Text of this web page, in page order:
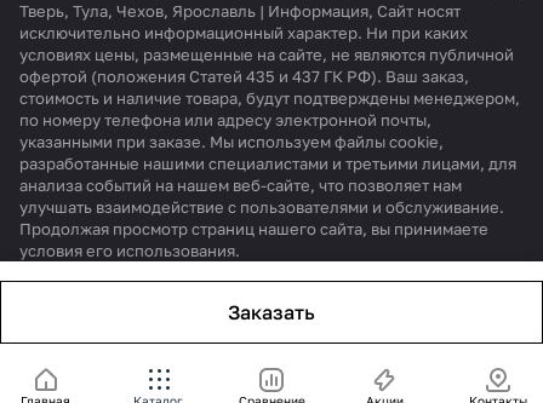
Заказать
Тверь, Тула, Чехов, Ярославль | Информация, Сайт носят
исключительно информационный характер. Ни при каких
условиях цены, размещенные на сайте, не являются публичной
офертой (положения Статей 435 и 437 ГК РФ). Ваш заказ,
стоимость и наличие товара, будут подтверждены менеджером,
по номеру телефона или адресу электронной почты,
указанными при заказе. Мы используем файлы cookie,
разработанные нашими специалистами и третьими лицами, для
анализа событий на нашем веб-сайте, что позволяет нам
улучшать взаимодействие с пользователями и обслуживание.
Продолжая просмотр страниц нашего сайта, вы принимаете
условия его использования.